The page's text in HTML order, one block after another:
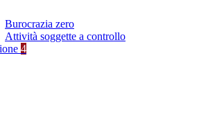
Burocrazia zero
Attività soggette a controllo
4